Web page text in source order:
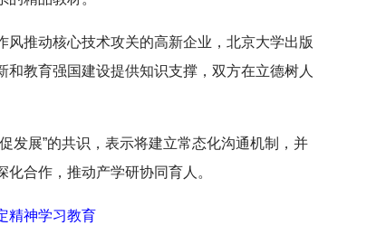
风推动核心技术攻关的高新企业，北京大学出版
教育强国建设提供知识支撑，双方在立德树人
发展”的共识，表示将建立常态化沟通机制，并
合作，推动产学研协同育人。
精神学习教育